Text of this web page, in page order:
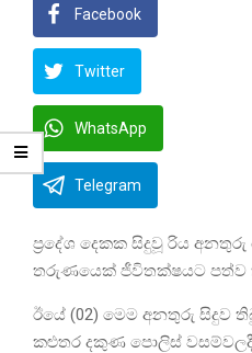
Facebook
Twitter
WhatsApp
Telegram
ප්‍රදේශ දෙකක සිදුවූ රිය
තරුණයෙක් ජීවිතක්ෂයට පත්ව
ඊයේ (02) මෙම අනතුරු
කළුතර දකුණ පොලිස්